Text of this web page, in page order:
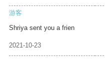
游客
Shriya sent you a frien
2021-10-23